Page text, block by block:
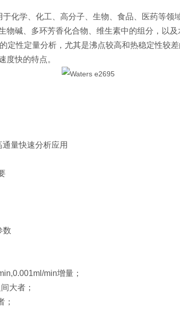
于化学、化工、高分子、生物、食品、医药等领
物碱、多环芳香化合物、维生素中的组分，以
定性定量分析，尤其是沸点较高和热稳定性较
度快的特点。
量快速分析应用
数
min增量；
大者；
；